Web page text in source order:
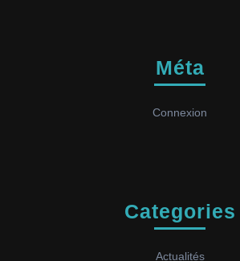
Méta
Connexion
Categories
Actualités